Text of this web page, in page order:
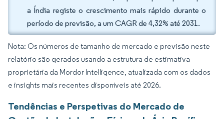
a Índia registe o crescimento mais rápido durante o
período de previsão, a um CAGR de 4,32% até 2031.
Nota: Os números de tamanho de mercado e previsão neste
relatório são gerados usando a estrutura de estimativa
proprietária da Mordor Intelligence, atualizada com os dados
e insights mais recentes disponíveis até 2026.
Tendências e Perspetivas do Mercado de